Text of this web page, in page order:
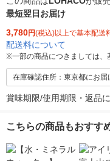
最短翌日お届け
3,780円(税込)以上で基本配送
配送料について
※一部の商品につきましては、
在庫確認住所：東京都にお届
賞味期限/使用期限・返品
こちらの商品もおすす